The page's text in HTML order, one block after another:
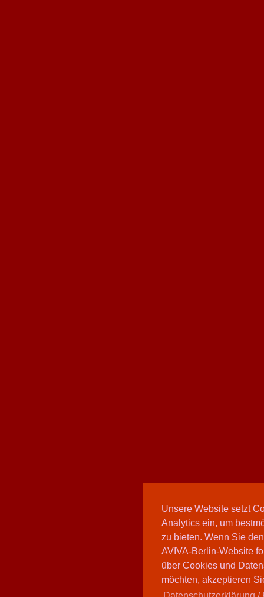
Unsere Website setzt
Analytics ein, um
zu bieten. Wenn Sie
AVIVA-Berlin-Website
über Cookies und
möchten, akzeptieren